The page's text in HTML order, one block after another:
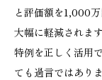
と評価額を1,000
大幅に軽減されま
特例を正しく活用
ても過言ではありま